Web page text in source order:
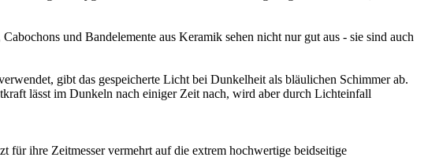
und Bandelemente aus Keramik sehen nicht nur gut aus - sie sind auch
gibt das gespeicherte Licht bei Dunkelheit als bläulichen Schimmer ab.
lässt im Dunkeln nach einiger Zeit nach, wird aber durch Lichteinfall
für ihre Zeitmesser vermehrt auf die extrem hochwertige beidseitige